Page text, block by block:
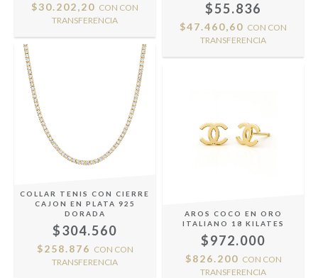
$30.202,20 CON CON
TRANSFERENCIA
$55.836
$47.460,60 CON CON
TRANSFERENCIA
COLLAR TENIS CON CIERRE
CAJON EN PLATA 925
DORADA
$304.560
$258.876 CON CON
TRANSFERENCIA
AROS COCO EN ORO
ITALIANO 18 KILATES
$972.000
$826.200 CON CON
TRANSFERENCIA